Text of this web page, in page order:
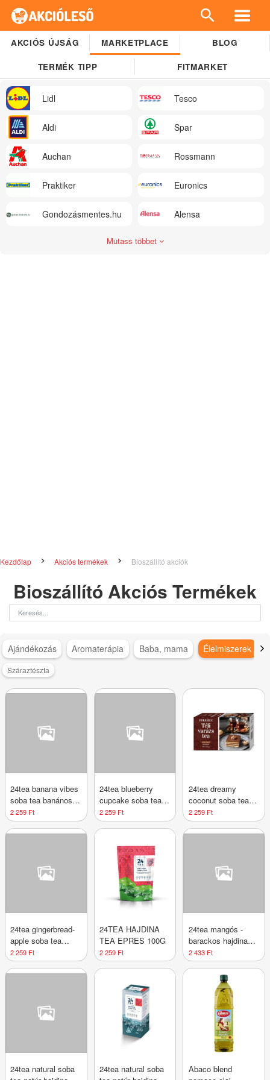
AKCIÓS ÚJSÁG MARKETPLACE BLOG
TERMÉK TIPP FITMARKET
Lidl Tesco
Aldi Spar
Auchan Rossmann
Praktiker Euronics
Gondozásmentes.hu Alensa
Mutass többet
Kezdőlap Akciós termékek Bioszállító akciók
Bioszállító Akciós Termékek
Ajándékozás Aromaterápia Baba, mama Élelmiszerek
Száraztészta
24tea banana vibes
soba tea banános
hajdina tea 100 g
2 259 Ft
24tea blueberry
cupcake soba tea
áfonyás hajdina tea
100 g
2 259 Ft
24tea dreamy
coconut soba tea
kókuszos hajdina
tea 100 g
2 259 Ft
24tea gingerbread-
apple soba tea
alma-mézeskalács
hajdina tea 100 g
2 259 Ft
24TEA HAJDINA
TEA EPRES 100G
2 259 Ft
24tea mangós -
barackos hajdina
tea 100 g
2 433 Ft
24tea natural soba
24tea natural soba
Abaco blend